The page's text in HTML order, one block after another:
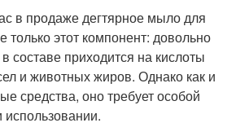
в продаже дегтярное мыло для
только этот компонент: довольно
составе приходится на кислоты
и животных жиров. Однако как и
средства, оно требует особой